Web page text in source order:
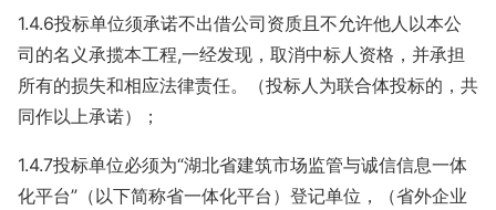
1.4.6投标单位须承诺不出借公司资质且不允许他人以本公
司的名义承揽本工程,一经发现，取消中标人资格，并承担
所有的损失和相应法律责任。（投标人为联合体投标的，共
同作以上承诺）；
1.4.7投标单位必须为“湖北省建筑市场监管与诚信信息一体
化平台”（以下简称省一体化平台）登记单位，（省外企业